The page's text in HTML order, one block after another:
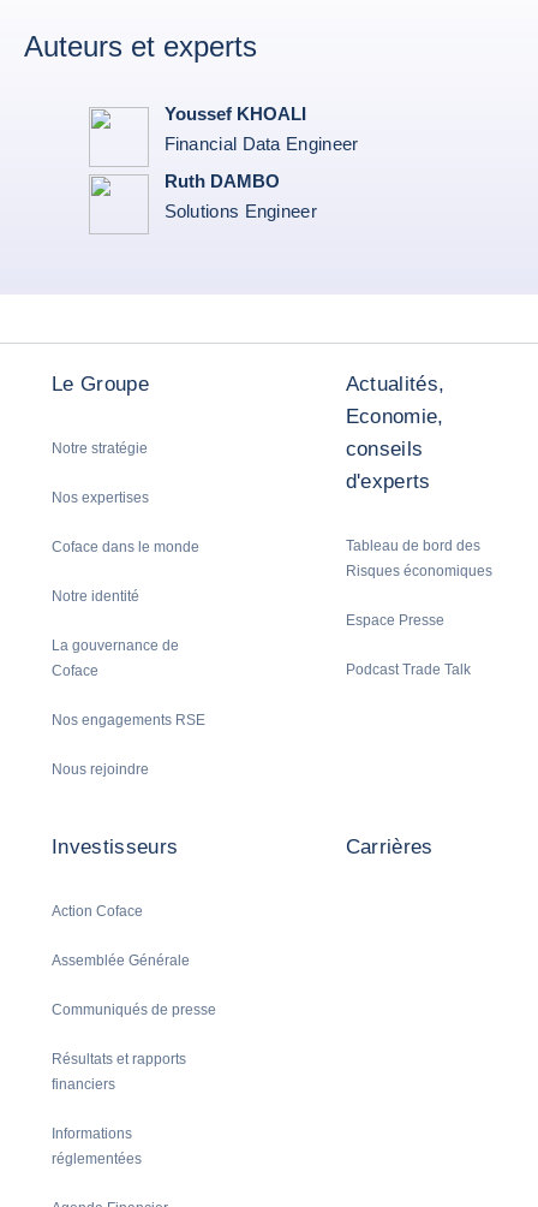
Auteurs et experts
Youssef KHOALI
Financial Data Engineer
Ruth DAMBO
Solutions Engineer
Le Groupe
Notre stratégie
Nos expertises
Coface dans le monde
Notre identité
La gouvernance de
Coface
Nos engagements RSE
Nous rejoindre
Actualités,
Economie,
conseils
d'experts
Tableau de bord des
Risques économiques
Espace Presse
Podcast Trade Talk
Investisseurs
Action Coface
Assemblée Générale
Communiqués de presse
Résultats et rapports
financiers
Informations
réglementées
Carrières